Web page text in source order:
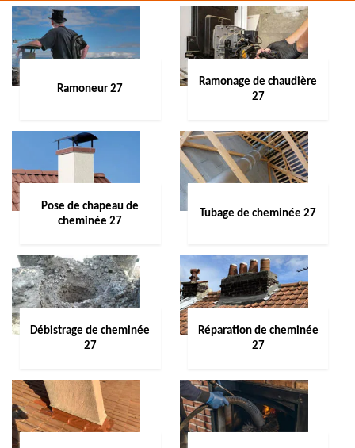
Ramoneur 27
Ramonage de chaudière
27
Pose de chapeau de
cheminée 27
Tubage de cheminée 27
Débistrage de cheminée
27
Réparation de cheminée
27